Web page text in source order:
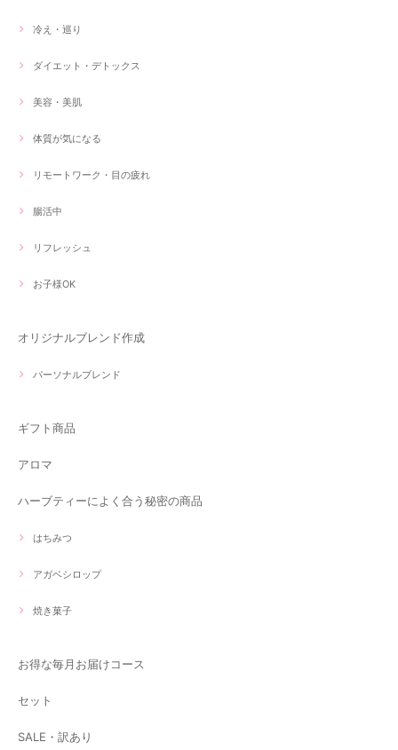
冷え・巡り
ダイエット・デトックス
美容・美肌
体質が気になる
リモートワーク・目の疲れ
腸活中
リフレッシュ
お子様OK
オリジナルブレンド作成
パーソナルブレンド
ギフト商品
アロマ
ハーブティーによく合う秘密の商品
はちみつ
アガベシロップ
焼き菓子
お得な毎月お届けコース
セット
SALE・訳あり